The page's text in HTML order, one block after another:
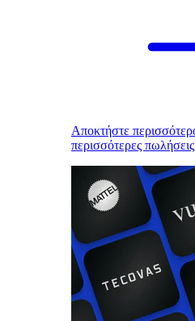
Αποκτήστε
περισσότερες